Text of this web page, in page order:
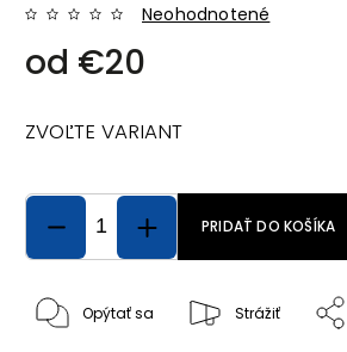
Neohodnotené
od €20
ZVOĽTE VARIANT
PRIDAŤ DO KOŠÍKA
Opýtať sa Strážiť